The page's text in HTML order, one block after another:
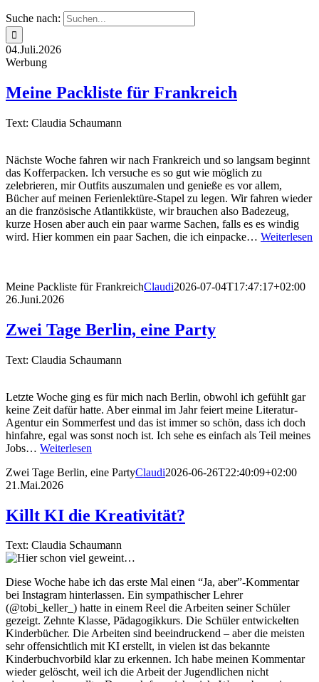
Suche nach:
04.Juli.2026
Werbung
Meine Packliste für Frankreich
Text: Claudia Schaumann
Nächste Woche fahren wir nach Frankreich und so langsam beginnt
das Kofferpacken. Ich versuche es so gut wie möglich zu
zelebrieren, mir Outfits auszumalen und genieße es vor allem,
Bücher auf meinen Ferienlektüre-Stapel zu legen. Wir fahren wieder
an die französische Atlantikküste, wir brauchen also Badezeug,
kurze Hosen aber auch ein paar warme Sachen, falls es es windig
wird. Hier kommen ein paar Sachen, die ich einpacke… Weiterlesen
Meine Packliste für FrankreichClaudi2026-07-04T17:47:17+02:00
26.Juni.2026
Zwei Tage Berlin, eine Party
Text: Claudia Schaumann
Letzte Woche ging es für mich nach Berlin, obwohl ich gefühlt gar
keine Zeit dafür hatte. Aber einmal im Jahr feiert meine Literatur-
Agentur ein Sommerfest und das ist immer so schön, dass ich doch
hinfahre, egal was sonst noch ist. Ich sehe es einfach als Teil meines
Jobs… Weiterlesen
Zwei Tage Berlin, eine PartyClaudi2026-06-26T22:40:09+02:00
21.Mai.2026
Killt KI die Kreativität?
Text: Claudia Schaumann
Diese Woche habe ich das erste Mal einen “Ja, aber”-Kommentar
bei Instagram hinterlassen. Ein sympathischer Lehrer
(@tobi_keller_) hatte in einem Reel die Arbeiten seiner Schüler
gezeigt. Zehnte Klasse, Pädagogikkurs. Die Schüler entwickelten
Kinderbücher. Die Arbeiten sind beeindruckend – aber die meisten
sehr offensichtlich mit KI erstellt, in vielen ist das bekannte
Kinderbuchvorbild klar zu erkennen. Ich habe meinen Kommentar
wieder gelöscht, weil ich die Arbeit der Jugendlichen nicht